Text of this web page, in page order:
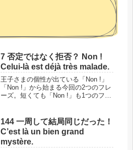
7 否定ではなく拒否？ Non !
Celui-là est déjà très malade.
王子さまの個性が出ている「Non !」
「Non !」から始まる今回の2つのフレ
ーズ。短くても「Non !」も1つのフレ
まの声が聞こえてきそうなセリフなの
で、ぜひフランス語で...
144 一周して結局同じだった！
C’est là un bien grand
mystère.